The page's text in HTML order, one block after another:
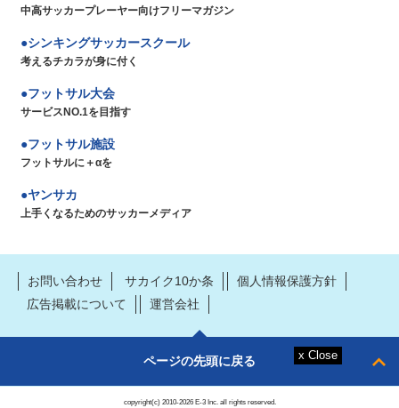
中高サッカープレーヤー向けフリーマガジン
シンキングサッカースクール
考えるチカラが身に付く
フットサル大会
サービスNO.1を目指す
フットサル施設
フットサルに＋αを
ヤンサカ
上手くなるためのサッカーメディア
お問い合わせ サカイク10か条
個人情報保護方針
広告掲載について
運営会社
ページの先頭に戻る
copyright(c) 2010-2026 E-3 Inc. all rights reserved.